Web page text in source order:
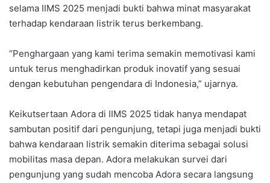
selama IIMS 2025 menjadi bukti bahwa minat masyarakat
terhadap kendaraan listrik terus berkembang.
“Penghargaan yang kami terima semakin memotivasi kami
untuk terus menghadirkan produk inovatif yang sesuai
dengan kebutuhan pengendara di Indonesia,” ujarnya.
Keikutsertaan Adora di IIMS 2025 tidak hanya mendapat
sambutan positif dari pengunjung, tetapi juga menjadi bukti
bahwa kendaraan listrik semakin diterima sebagai solusi
mobilitas masa depan. Adora melakukan survei dari
pengunjung yang sudah mencoba Adora secara langsung